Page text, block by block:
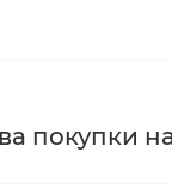
покупки